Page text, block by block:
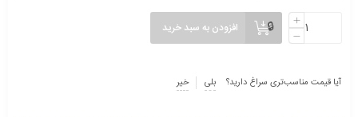
افزودن به سبد خرید
آیا قیمت مناسب‌تری سراغ دارید؟ بلی خیر